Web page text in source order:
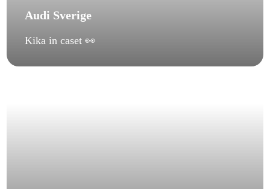
Audi Sverige
Kika in caset 👀